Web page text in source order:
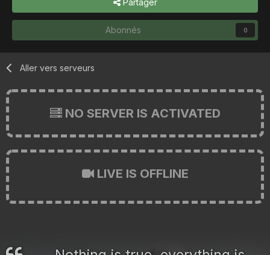
Abonnés 0
Aller vers serveurs
NO SERVER IS ACTIVATED
LIVE IS OFFLINE